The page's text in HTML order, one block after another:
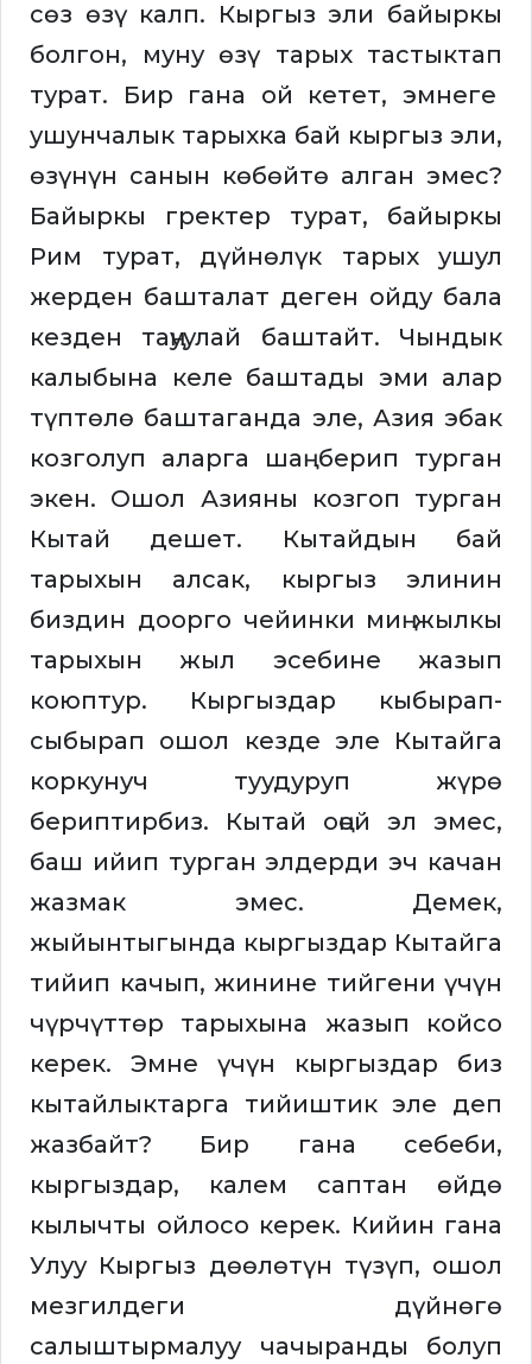
сөз өзү калп. Кыргыз эли байыркы
болгон, муну өзү тарых тастыктап
турат. Бир гана ой кетет, эмнеге
ушунчалык тарыхка бай кыргыз эли,
өзүнүн санын көбөйтө алган эмес?
Байыркы гректер турат, байыркы
Рим турат, дүйнөлүк тарых ушул
жерден башталат деген ойду бала
кезден таңуулай баштайт. Чындык
калыбына келе баштады эми алар
түптөлө баштаганда эле, Азия эбак
козголуп аларга шаң берип турган
экен. Ошол Азияны козгоп турган
Кытай дешет. Кытайдын бай
тарыхын алсак, кыргыз элинин
биздин доорго чейинки миң жылкы
тарыхын жыл эсебине жазып
коюптур. Кыргыздар кыбырап-
сыбырап ошол кезде эле Кытайга
коркунуч туудуруп жүрө
бериптирбиз. Кытай оңой эл эмес,
баш ийип турган элдерди эч качан
жазмак эмес. Демек,
жыйынтыгында кыргыздар Кытайга
тийип качып, жинине тийгени үчүн
чүрчүттөр тарыхына жазып койсо
керек. Эмне үчүн кыргыздар биз
кытайлыктарга тийиштик эле деп
жазбайт? Бир гана себеби,
кыргыздар, калем саптан өйдө
кылычты ойлосо керек. Кийин гана
Улуу Кыргыз дөөлөтүн түзүп, ошол
мезгилдеги дүйнөгө
салыштырмалуу чачыранды болуп